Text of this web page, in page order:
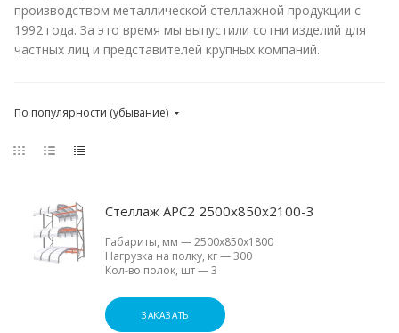
производством металлической стеллажной продукции с
1992 года. За это время мы выпустили сотни изделий для
частных лиц и представителей крупных компаний.
По популярности (убывание)
Стеллаж АРС2 2500х850х2100-3
Габариты, мм —2500х850х1800
Нагрузка на полку, кг—300
Кол-во полок, шт—3
ЗАКАЗАТЬ